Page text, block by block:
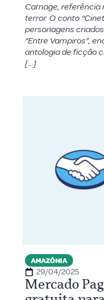
Carnage, referência
terror. O conto
personagens
“Entre Vampiros”,
antologia de ficção
[…]
AMAZÔNIA
29/04/2025
Mercado